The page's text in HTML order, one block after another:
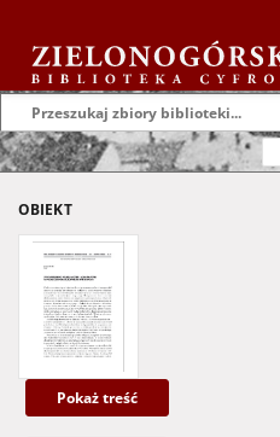
OBIEKT
Pokaż treść